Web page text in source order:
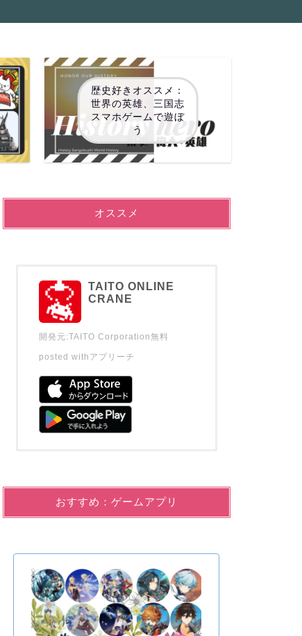
歴史好きオススメ：
世界の英雄、三国志
スマホゲームで遊ぼ
う
オススメ
TAITO ONLINE
CRANE
開発元:TAITO Corporation無料
posted with アプリーチ
おすすめ：ゲームアプリ